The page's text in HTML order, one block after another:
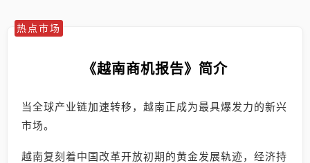
热点市场
《越南商机报告》简介
当全球产业链加速转移，越南正成为最具爆发力的新兴
市场。
越南复刻着中国改革开放初期的黄金发展轨迹，经济持